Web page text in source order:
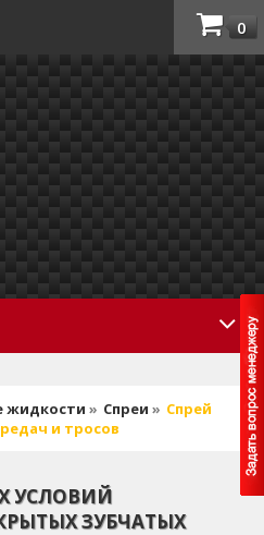
0
жидкости » Спреи » Спрей
и тросов
УСЛОВИЙ
ЗУБЧАТЫХ